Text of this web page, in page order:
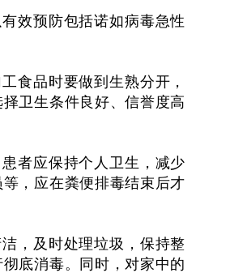
效预防包括诺如病毒急性
食品时要做到生熟分开，
卫生条件良好、信誉度高
者应保持个人卫生，减少
，应在粪便排毒结束后才
，及时处理垃圾，保持整
底消毒。同时，对家中的